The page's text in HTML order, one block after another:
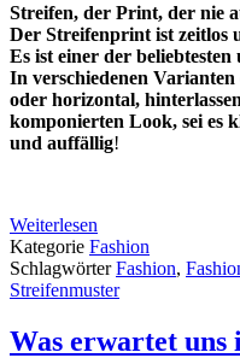
Streifen, der Print, der nie
Der Streifenprint ist zeitlos
Es ist einer der
In verschiedenen
oder horizontal,
komponierten Look, sei es
und auffällig!
Weiterlesen
Kategorie Fashion
SchlagwörterFashion,
Streifenmuster
Was erwartet uns